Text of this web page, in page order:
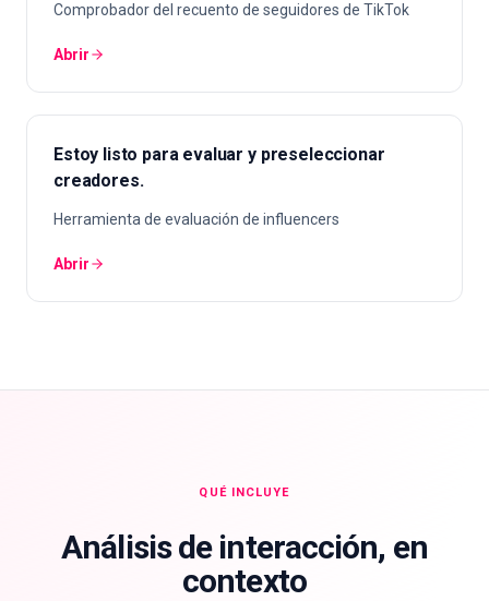
Comprobador del recuento de seguidores de TikTok
Abrir
Estoy listo para evaluar y preseleccionar
creadores.
Herramienta de evaluación de influencers
Abrir
QUÉ INCLUYE
Análisis de interacción, en
contexto